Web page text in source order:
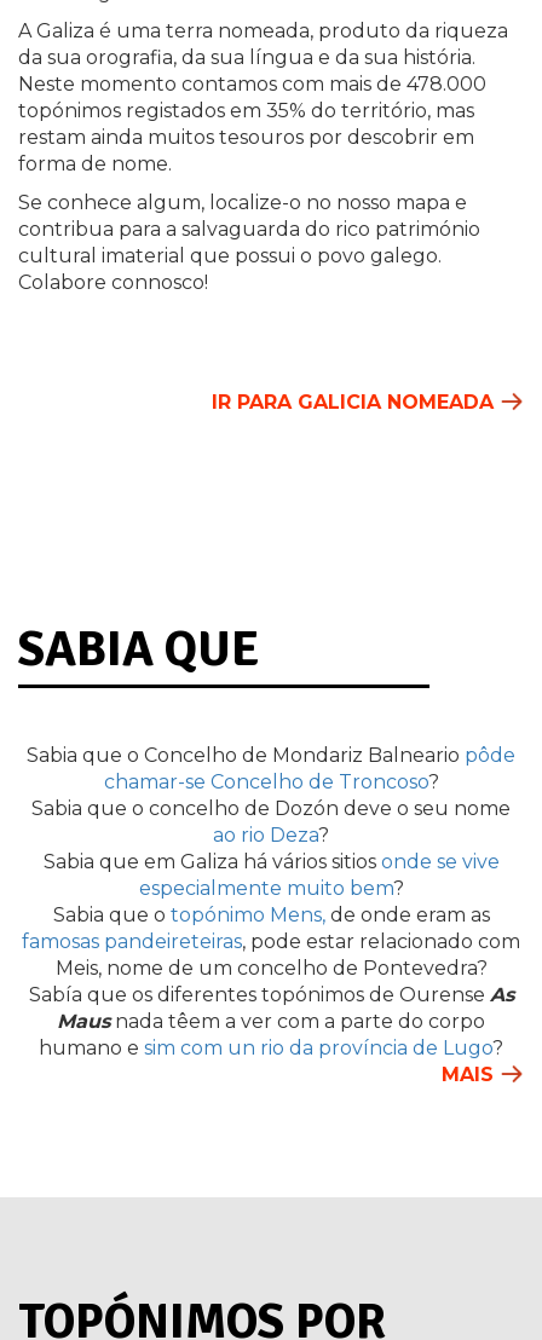
A Galiza é uma terra nomeada, produto da riqueza
da sua orografia, da sua língua e da sua história.
Neste momento contamos com mais de 478.000
topónimos registados em 35% do território, mas
restam ainda muitos tesouros por descobrir em
forma de nome.
Se conhece algum, localize-o no nosso mapa e
contribua para a salvaguarda do rico património
cultural imaterial que possui o povo galego.
Colabore connosco!
IR PARA GALICIA NOMEADA
SABIA QUE
Sabia que o Concelho de Mondariz Balneario pôde
chamar-se Concelho de Troncoso?
Sabia que o concelho de Dozón deve o seu nome
ao rio Deza?
Sabia que em Galiza há vários sitios onde se vive
especialmente muito bem?
Sabia que o topónimo Mens,de onde eram as
famosas pandeireteiras, pode estar relacionado com
Meis, nome de um concelho de Pontevedra?
Sabía que os diferentes topónimos de Ourense As
Mausnada têem a ver com a parte do corpo
humano e sim com un rio da província de Lugo?
MAIS
TOPÓNIMOS POR